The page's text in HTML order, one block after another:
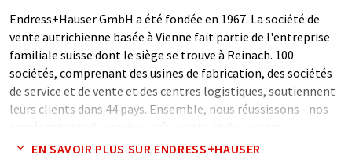
Endress+Hauser GmbH a été fondée en 1967. La société de
vente autrichienne basée à Vienne fait partie de l'entreprise
familiale suisse dont le siège se trouve à Reinach. 100
sociétés, comprenant des usines de fabrication, des sociétés
de service et de vente et des centres logistiques, soutiennent
leurs clients dans 44 pays. Ensemble, nous réussissons - nos
s'engagent à répondre aux besoins individuels de nos clients
EN SAVOIR PLUS SUR ENDRESS+HAUSER